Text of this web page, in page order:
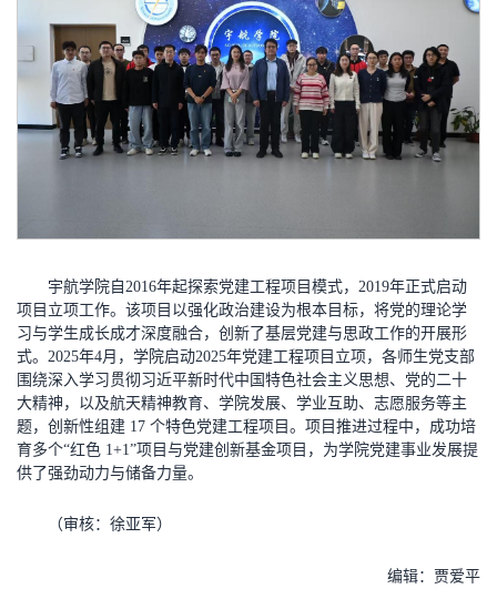
宇航学院自2016年起探索党建工程项目模式，2019年正式启动
项目立项工作。该项目以强化政治建设为根本目标，将党的理论学
习与学生成长成才深度融合，创新了基层党建与思政工作的开展形
式。2025年4月，学院启动2025年党建工程项目立项，各师生党支部
围绕深入学习贯彻习近平新时代中国特色社会主义思想、党的二十
大精神，以及航天精神教育、学院发展、学业互助、志愿服务等主
题，创新性组建 17 个特色党建工程项目。项目推进过程中，成功培
育多个“红色 1+1”项目与党建创新基金项目，为学院党建事业发展提
供了强劲动力与储备力量。
（审核：徐亚军）
编辑：贾爱平